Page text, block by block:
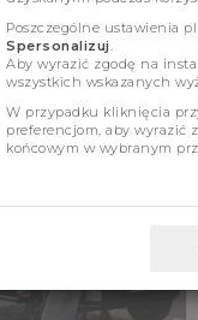
Poszczególne ustawienia
Spersonalizuj
Aby wyrazić zgodę na
wszystkich wskazanych
W przypadku kliknięcia
preferencjom, aby wyrazić
końcowym w wybranym